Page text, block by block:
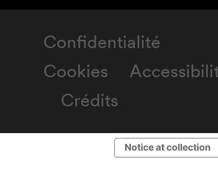
Confidentialité
Cookies
Crédits
Notice at collection